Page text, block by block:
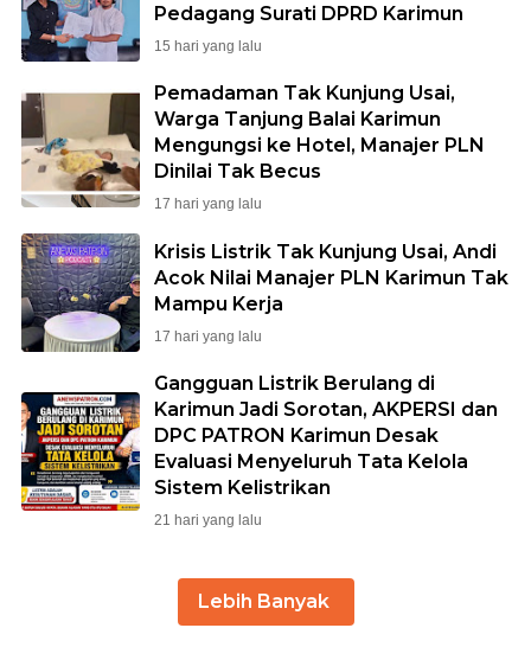
Pedagang Surati DPRD Karimun
15 hari yang lalu
Pemadaman Tak Kunjung Usai,
Warga Tanjung Balai Karimun
Mengungsi ke Hotel, Manajer PLN
Dinilai Tak Becus
17 hari yang lalu
Krisis Listrik Tak Kunjung Usai, Andi
Acok Nilai Manajer PLN Karimun Tak
Mampu Kerja
17 hari yang lalu
Gangguan Listrik Berulang di
Karimun Jadi Sorotan, AKPERSI dan
DPC PATRON Karimun Desak
Evaluasi Menyeluruh Tata Kelola
Sistem Kelistrikan
21 hari yang lalu
Lebih Banyak